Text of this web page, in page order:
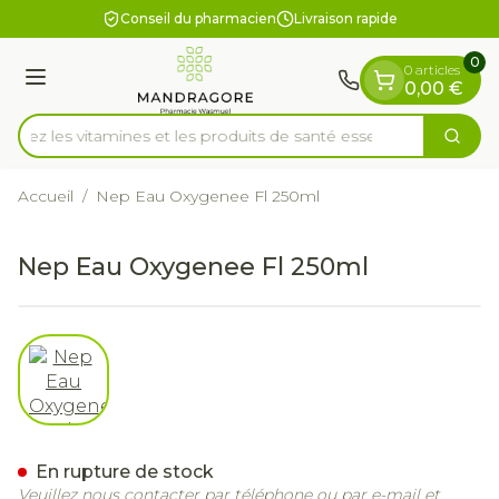
Aller au contenu
1 de 1
Conseil du pharmacien Livraison rapide
Menu
Rechercher
les vitamines et les produits de santé essentie
0 articles
0,00 €
0
Accueil / Nep Eau Oxygenee Fl 250ml
Nep Eau Oxygenee Fl 250ml
View larger image
En rupture de stock
Veuillez nous contacter par téléphone ou par e-mail et